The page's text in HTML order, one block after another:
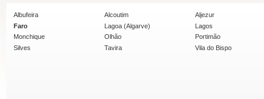
Albufeira Alcoutim
Aljezur
Faro
Lagoa (Algarve)
Lagos
Monchique
Olhão
Portimão
Silves
Tavira Vila do Bispo